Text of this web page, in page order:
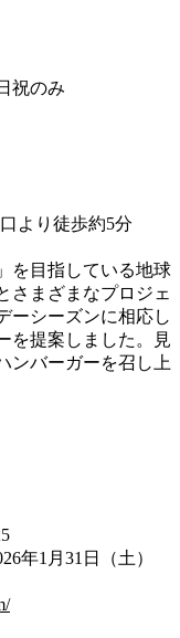
祝のみ
より徒歩約5分
を目指している地球
さまざまなプロジェ
ーシーズンに相応し
を提案しました。見
ンバーガーを召し上
年1月31日（土）